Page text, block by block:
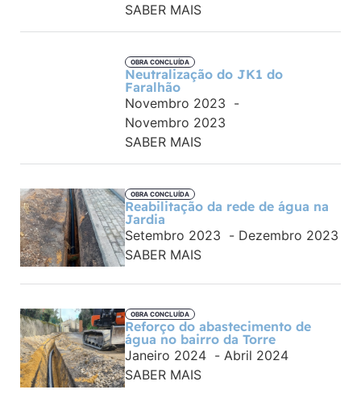
SABER MAIS
OBRA CONCLUÍDA
Neutralização do JK1 do
Faralhão
Novembro 2023 -
Novembro 2023
SABER MAIS
OBRA CONCLUÍDA
Reabilitação da rede de água na
Jardia
Setembro 2023 - Dezembro 2023
SABER MAIS
OBRA CONCLUÍDA
Reforço do abastecimento de
água no bairro da Torre
Janeiro 2024 - Abril 2024
SABER MAIS